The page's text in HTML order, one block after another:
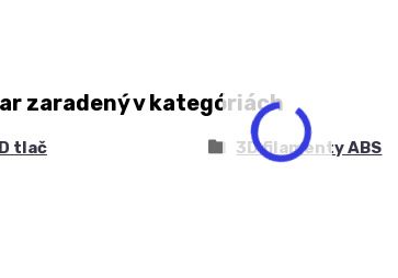
zaradený v kategóriách
tlač 3D filamenty ABS